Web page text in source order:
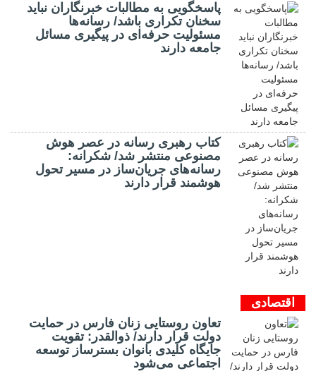
پاسخگویی به مطالبات خبرنگاران نباید
سخنان تکراری باشد/ رسانه‌ها
مسئولیت حرفه‌ای در پیگیری مسائل
جامعه دارند
کتاب رهبری رسانه در عصر هوش
مصنوعی منتشر شد/ شکرانه:
رسانه‌های جریان‌ساز در مسیر تحول
هوشمند قرار دارند
اقتصادی
تعاون روستایی زنان فارس در حمایت
دولت قرار دارند/ ذوالقدر: تقویت
جایگاه کلیدی بانوان بسترساز توسعه
اجتماعی می‌شود